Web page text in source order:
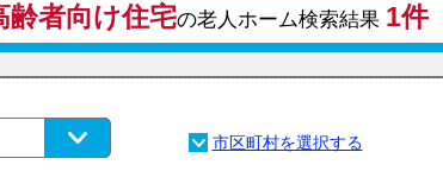
介護保険のしくみ
在宅介護サービス
認知症について
齢者向け住宅の老人ホーム検索結果 1件